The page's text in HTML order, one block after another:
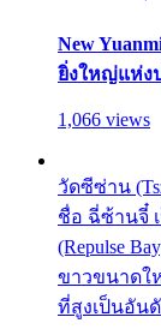
New
ยิ่งใหญ่แห่ง
1,066 views
วัดซีซ่าน
ชื่อ ฉี่ซ้านจี๋
(Repulse
ขาวขนาดใ
ที่สูงเป็นอัน